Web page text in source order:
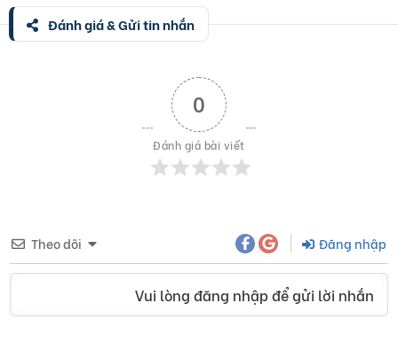
Đánh giá & Gửi tin nhắn
0
Đánh giá bài viết
Theo dõi Đăng nhập
Vui lòng đăng nhập để gửi lời nhắn